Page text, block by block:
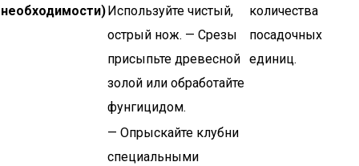
необходимости)Используйте чистый,
острый нож. — Срезы
присыпьте древесной
золой или обработайте
фунгицидом.
количества
посадочных
единиц.
— Опрыскайте клубни
специальными